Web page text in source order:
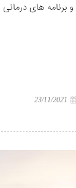
های
23/11/2021